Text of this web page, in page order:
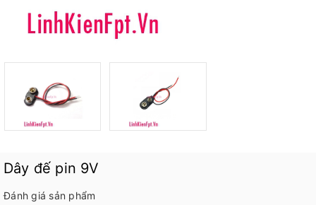
Dây đế pin 9V
Đánh giá sản phẩm